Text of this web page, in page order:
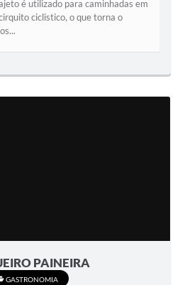
é utilizado para caminhadas em
ciclistico, o que torna o
PAINEIRA
GASTRONOMIA